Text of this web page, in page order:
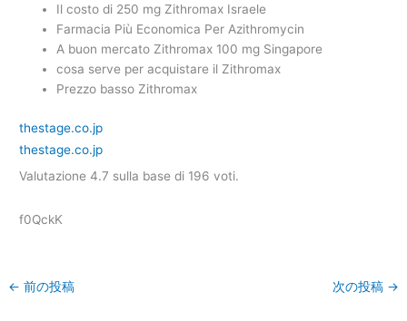
Il costo di 250 mg Zithromax Israele
Farmacia Più Economica Per Azithromycin
A buon mercato Zithromax 100 mg Singapore
cosa serve per acquistare il Zithromax
Prezzo basso Zithromax
thestage.co.jp
thestage.co.jp
Valutazione4.7 sulla base di 196 voti.
f0QckK
← 前の投稿 次の投稿 →